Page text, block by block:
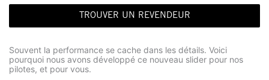
TROUVER UN REVENDEUR
Souvent la performance se cache dans les détails. Voici
pourquoi nous avons développé ce nouveau slider pour nos
pilotes, et pour vous.